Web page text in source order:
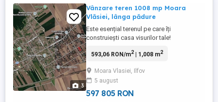
3
Vânzare teren 1008 mp Moara
Vlăsiei, lânga pădure
Este esențial terenul pe care îți
construiești casa visurilor tale!
Vlăsiei, lângă pădurea Brânzeasca, într-un
pe str. George Coșbuc asfaltată, cu trafic
exterm de redus, situată într-o zonă
rezidențială nouă, liniștită, ...
593,06 RON/m2| 1,008 m2
Moara Vlasiei, Ilfov
5 august
597 805 RON